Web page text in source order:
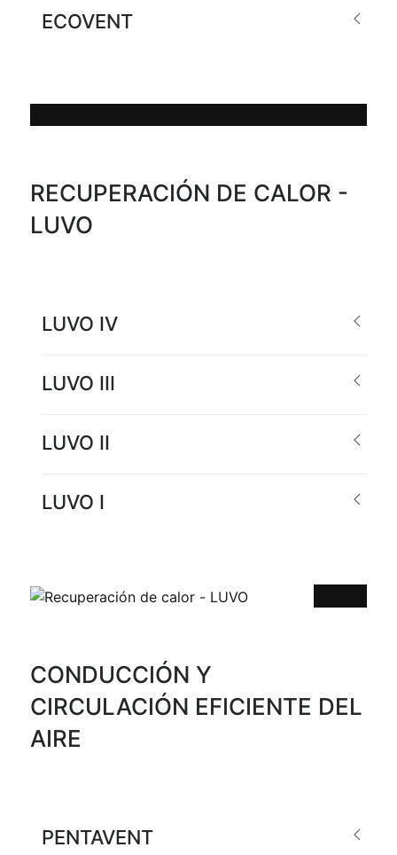
ECOVENT
RECUPERACIÓN DE CALOR -
LUVO
LUVO IV
LUVO III
LUVO II
LUVO I
CONDUCCIÓN Y
CIRCULACIÓN EFICIENTE DEL
AIRE
PENTAVENT